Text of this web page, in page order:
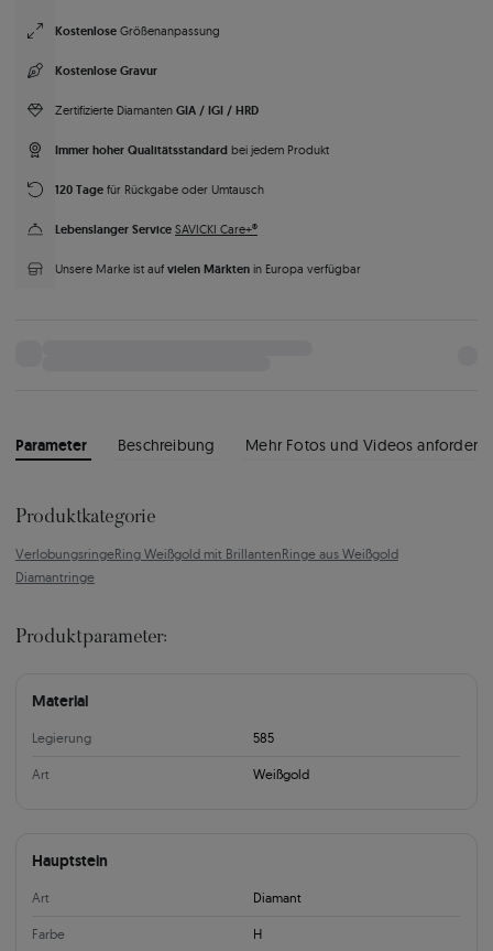
Kostenlose Größenanpassung
Kostenlose Gravur
Zertifizierte Diamanten GIA / IGI / HRD
Immer hoher Qualitätsstandard bei jedem Produkt
120 Tage für Rückgabe oder Umtausch
Lebenslanger Service SAVICKI Care+®
Unsere Marke ist auf vielen Märkten in Europa verfügbar
Parameter Beschreibung Mehr Fotos und Videos anfordern
Produktkategorie
VerlobungsringeRing Weißgold mit BrillantenRinge aus Weißgold
Diamantringe
Produktparameter:
Material
Legierung 585
Art Weißgold
Hauptstein
Art Diamant
Farbe H